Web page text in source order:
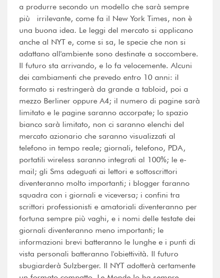
a produrre secondo un modello che sarà sempre
più irrilevante, come fa il New York Times, non è
una buona idea. Le leggi del mercato si applicano
anche al NYT e, come si sa, le specie che non si
adattano all'ambiente sono destinate a soccombere.
Il futuro sta arrivando, e lo fa velocemente. Alcuni
dei cambiamenti che prevedo entro 10 anni: il
formato si restringerà da grande a tabloid, poi a
mezzo Berliner oppure A4; il numero di pagine sarà
limitato e le pagine saranno accorpate; lo spazio
bianco sarà limitato, non ci saranno elenchi del
mercato azionario che saranno visualizzati al
telefono in tempo reale; giornali, telefono, PDA,
portatili wireless saranno integrati al 100%; le e-
mail; gli Sms adeguati ai lettori e sottoscrittori
diventeranno molto importanti; i blogger faranno
squadra con i giornali e viceversa; i confini tra
scrittori professionisti e amatoriali diventeranno per
fortuna sempre più vaghi, e i nomi delle testate dei
giornali diventeranno meno importanti; le
informazioni brevi batteranno le lunghe e i punti di
vista personali batteranno l'obiettività. Il futuro
sbugiarderà Sulzberger. Il NYT adotterà certamente